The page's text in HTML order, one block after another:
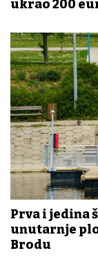
ukrao 200
Prva i jedina
unutarnje
Brodu